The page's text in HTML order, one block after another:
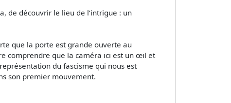
de découvrir le lieu de l’intrigue : un
que la porte est grande ouverte au
comprendre que la caméra ici est un œil et
du fascisme qui nous est
son premier mouvement.